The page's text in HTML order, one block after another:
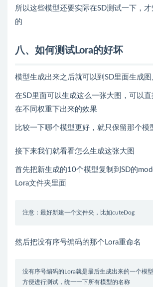
所以这些模型还要实际在SD测试一下，
的
八、如何测试Lora的好坏
模型生成出来之后就可以到SD里面生成图
在SD里面可以生成这么一张大图，可以
在不同权重下出来的效果
比较一下哪个模型更好，就只保留那个模
接下来我们就看看怎么生成这张大图
首先把新生成的10个模型复制到SD的
Lora文件夹里面
注意：最好新建一个文件夹，比如cuteDog
然后把没有序号编码的那个Lora重命名
没有序号编码的Lora就是最后生成出来的一个模
方便进行测试，统一一下所有模型的名称